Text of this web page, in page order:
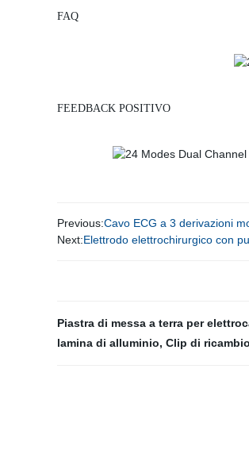
FAQ
FEEDBACK POSITIVO
Previous:Cavo ECG a 3 derivazioni
Next:Elettrodo elettrochirurgico con
Piastra di messa a terra per
lamina di alluminio, Clip di